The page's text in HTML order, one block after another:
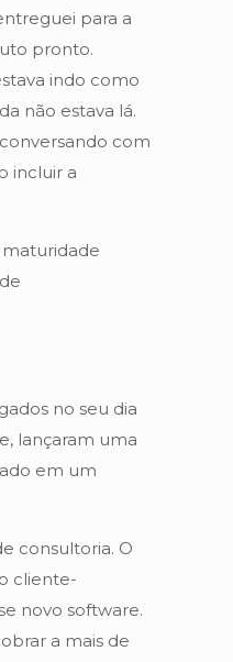
para a
pronto.
indo como
não estava lá.
com
incluir a
no seu dia
lançaram uma
em um
consultoria. O
cliente-
novo software.
a mais de